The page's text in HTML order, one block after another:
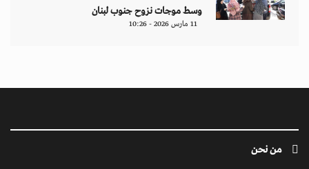
وسط موجات نزوح جنوب لبنان
11 مارس 2026 - 10:26
من نحن